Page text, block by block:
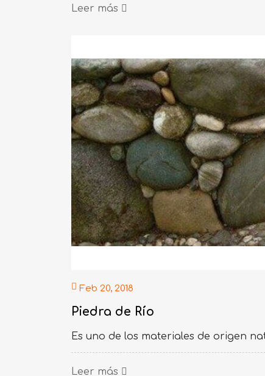
Leer más
Feb 20, 2018
Piedra de Río
Es uno de los materiales de origen
Leer más